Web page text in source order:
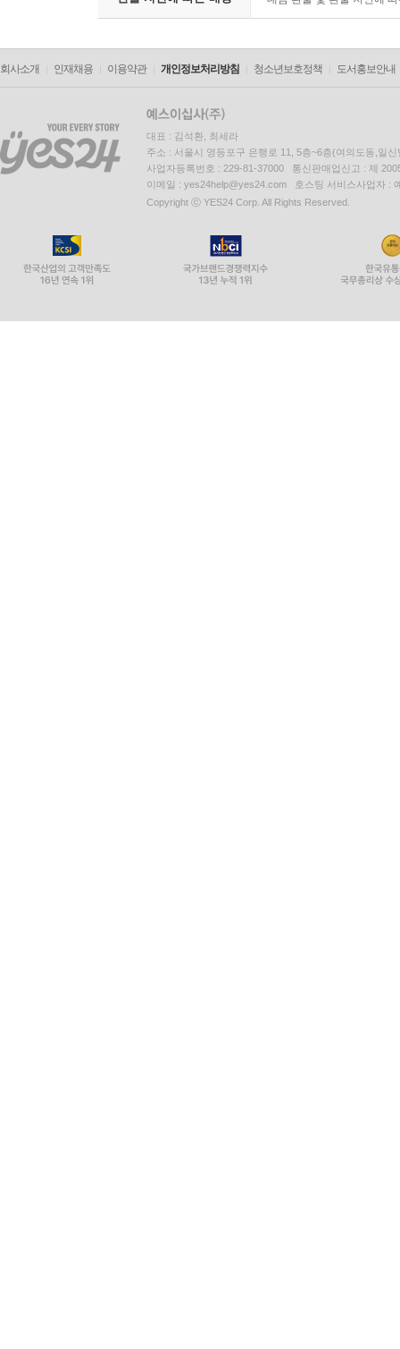
회사소개 인재채용 이용약관 개인정보처리방침 청소년보호정책 도서홍보안내
대표 : 김석환, 최세라
주소 : 서울시 영등포구 은행로 11, 5층~6층(여의도동,일신
사업자등록번호 : 229-81-37000 통신판매업신고 : 제
이메일 : yes24help@yes24.com 호스팅 서비스사업자 :
Copyright ⓒ YES24 Corp. All Rights Reserved.